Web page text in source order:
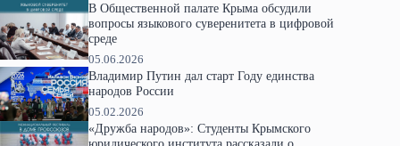
В Общественной палате Крыма обсудили
вопросы языкового суверенитета в цифровой
среде
05.06.2026
Владимир Путин дал старт Году единства
народов России
05.02.2026
«Дружба народов»: Студенты Крымского